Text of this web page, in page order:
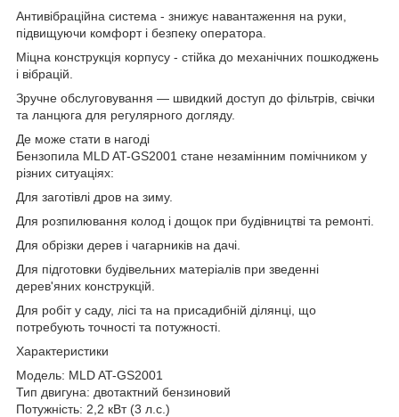
Антивібраційна система - знижує навантаження на руки,
підвищуючи комфорт і безпеку оператора.
Міцна конструкція корпусу - стійка до механічних пошкоджень
і вібрацій.
Зручне обслуговування — швидкий доступ до фільтрів, свічки
та ланцюга для регулярного догляду.
Де може стати в нагоді
Бензопила MLD AT-GS2001 стане незамінним помічником у
різних ситуаціях:
Для заготівлі дров на зиму.
Для розпилювання колод і дощок при будівництві та ремонті.
Для обрізки дерев і чагарників на дачі.
Для підготовки будівельних матеріалів при зведенні
дерев'яних конструкцій.
Для робіт у саду, лісі та на присадибній ділянці, що
потребують точності та потужності.
Характеристики
Модель: MLD AT-GS2001
Тип двигуна: двотактний бензиновий
Потужність: 2,2 кВт (3 л.с.)